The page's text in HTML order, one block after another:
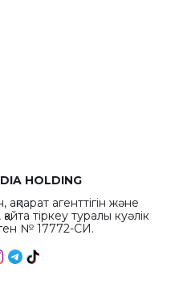
HOLDING
агенттігін және
тіркеу туралы куәлік
№ 17772-СИ.